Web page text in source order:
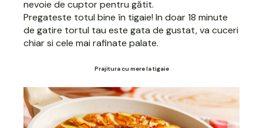
nevoie de cuptor pentru gătit.
Pregateste totul bine în tigaie! In doar 18 minute
de gatire tortul tau este gata de gustat, va cuceri
chiar si cele mai rafinate palate.
Prajitura cu mere la tigaie